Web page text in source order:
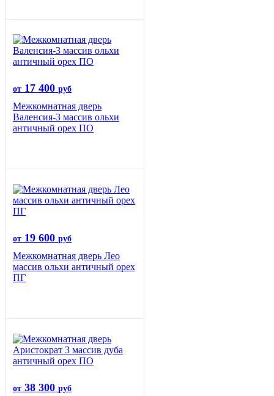
от 17 400 руб
Межкомнатная дверь
Валенсия-3 массив ольхи
античный орех ПО
от 19 600 руб
Межкомнатная дверь Лео
массив ольхи античный орех
ПГ
от 38 300 руб